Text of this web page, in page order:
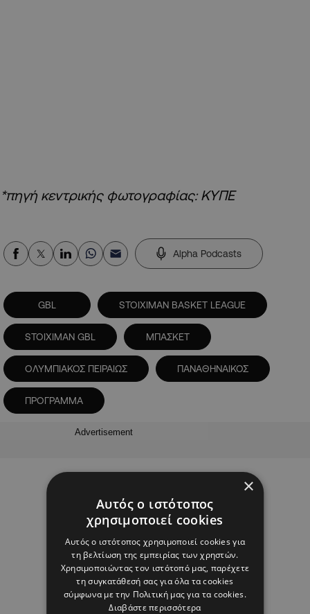
*πηγή κεντρικής φωτογραφίας: ΚΥΠΕ
Alpha Podcasts
GBL STOIXIMAN BASKET LEAGUE
STOIXIMAN GBL ΜΠΑΣΚΕΤ
ΟΛΥΜΠΙΑΚΟΣ ΠΕΙΡΑΙΩΣ ΠΑΝΑΘΗΝΑΙΚΟΣ
ΠΡΟΓΡΑΜΜΑ
Advertisement
×
Αυτός ο ιστότοπος
χρησιμοποιεί cookies
Αυτός ο ιστότοπος χρησιμοποιεί cookies για
τη βελτίωση της εμπειρίας των χρηστών.
Χρησιμοποιώντας τον ιστότοπό μας, παρέχετε
τη συγκατάθεσή σας για όλα τα cookies
σύμφωνα με την Πολιτική μας για τα cookies.
Διαβάστε περισσότερα